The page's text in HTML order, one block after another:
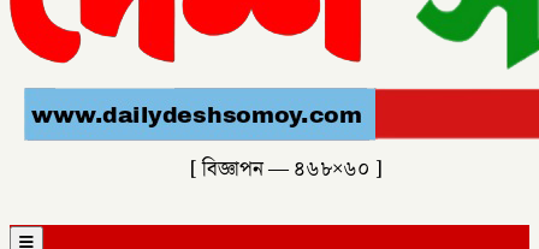
[ বিজ্ঞাপন — ৪৬৮×৬০ ]